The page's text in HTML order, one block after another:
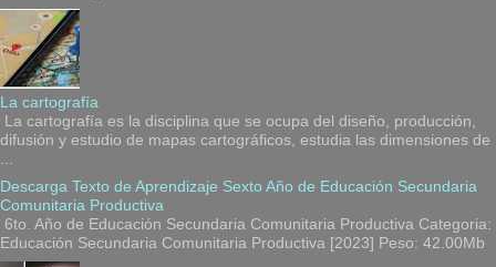
La cartografía
La cartografía es la disciplina que se ocupa del diseño, producción,
difusión y estudio de mapas cartográficos, estudia las dimensiones de
Descarga Texto de Aprendizaje Sexto Año de Educación Secundaria
Comunitaria Productiva
6to. Año de Educación Secundaria Comunitaria Productiva Categoria:
Educación Secundaria Comunitaria Productiva [2023] Peso: 42.00Mb